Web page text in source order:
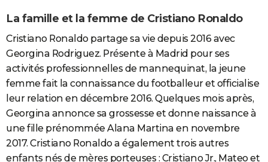
La famille et la femme de Cristiano Ronaldo
Cristiano Ronaldo partage sa vie depuis 2016 avec
Georgina Rodriguez. Présente à Madrid pour ses
activités professionnelles de mannequinat, la jeune
femme fait la connaissance du footballeur et officialise
leur relation en décembre 2016. Quelques mois après,
Georgina annonce sa grossesse et donne naissance à
une fille prénommée Alana Martina en novembre
2017. Cristiano Ronaldo a également trois autres
enfants nés de mères porteuses : Cristiano Jr., Mateo et